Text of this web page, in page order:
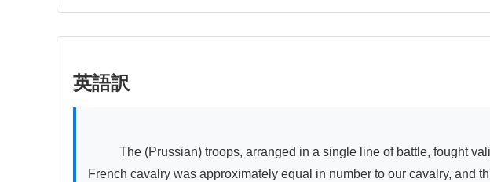
英語訳
French cavalry was approximately equal in number to our cavalry, and